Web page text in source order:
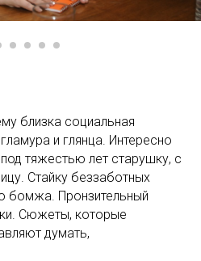
близка социальная
и глянца. Интересно
тяжестью лет старушку, с
Стайку беззаботных
бомжа. Пронзительный
Сюжеты, которые
думать,